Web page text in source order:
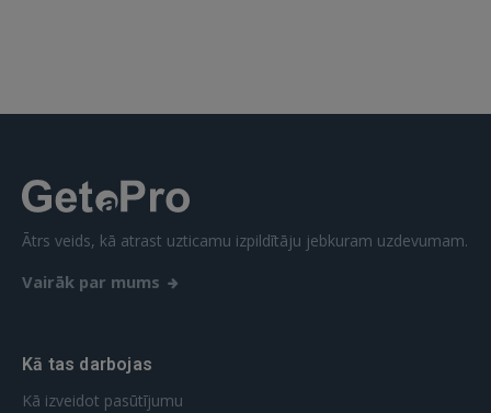
Aizmirsāt paroli?
 Sign in with Apple
Ātrs veids, kā atrast uzticamu izpildītāju jebkuram uzdevumam.
Vairāk par mums
Kā tas darbojas
Kā izveidot pasūtījumu